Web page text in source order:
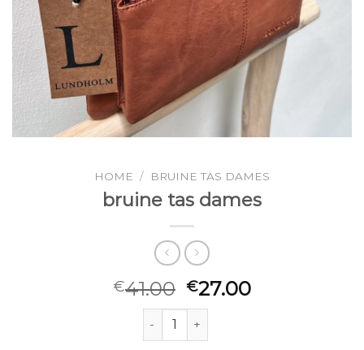
HOME / BRUINE TAS DAMES
bruine tas dames
€41.00 €27.00
bruine tas dames aantal